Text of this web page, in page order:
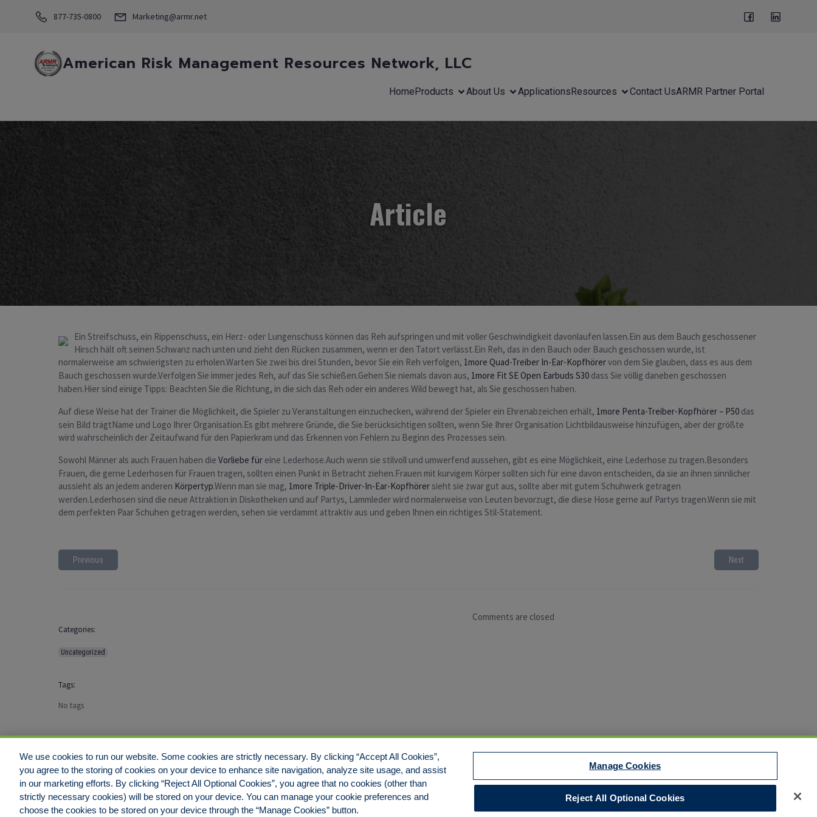
877-735-0800 Marketing@armr.net
American Risk Management Resources Network, LLC
Home Products About Us Applications Resources Contact UsARMR Partner Portal
Article
Ein Streifschuss, ein Rippenschuss, ein Herz- oder Lungenschuss können das Reh aufspringen und mit voller Geschwindigkeit davonlaufen lassen.Ein aus dem Bauch geschossener
Hirsch hält oft seinen Schwanz nach unten und zieht den Rücken zusammen, wenn er den Tatort verlässt.Ein Reh, das in den Bauch oder Bauch geschossen wurde, ist
normalerweise am schwierigsten zu erholen.Warten Sie zwei bis drei Stunden, bevor Sie ein Reh verfolgen, 1more Quad-Treiber In-Ear-Kopfhörervon dem Sie glauben, dass es aus dem
Bauch geschossen wurde.Verfolgen Sie immer jedes Reh, auf das Sie schießen.Gehen Sie niemals davon aus, 1more Fit SE Open Earbuds S30 dass Sie völlig daneben geschossen
haben.Hier sind einige Tipps: Beachten Sie die Richtung, in die sich das Reh oder ein anderes Wild bewegt hat, als Sie geschossen haben.
Auf diese Weise hat der Trainer die Möglichkeit, die Spieler zu Veranstaltungen einzuchecken, während der Spieler ein Ehrenabzeichen erhält, 1more Penta-Treiber-Kopfhörer – P50 das
sein Bild trägtName und Logo Ihrer Organisation.Es gibt mehrere Gründe, die Sie berücksichtigen sollten, wenn Sie Ihrer Organisation Lichtbildausweise hinzufügen, aber der größte
wird wahrscheinlich der Zeitaufwand für den Papierkram und das Erkennen von Fehlern zu Beginn des Prozesses sein.
Sowohl Männer als auch Frauen haben die Vorliebe für eine Lederhose.Auch wenn sie stilvoll und umwerfend aussehen, gibt es eine Möglichkeit, eine Lederhose zu tragen.Besonders
Frauen, die gerne Lederhosen für Frauen tragen, sollten einen Punkt in Betracht ziehen.Frauen mit kurvigem Körper sollten sich für eine davon entscheiden, da sie an ihnen sinnlicher
aussieht als an jedem anderen Körpertyp.Wenn man sie mag, 1more Triple-Driver-In-Ear-Kopfhörersieht sie zwar gut aus, sollte aber mit gutem Schuhwerk getragen
werden.Lederhosen sind die neue Attraktion in Diskotheken und auf Partys, Lammleder wird normalerweise von Leuten bevorzugt, die diese Hose gerne auf Partys tragen.Wenn sie mit
dem perfekten Paar Schuhen getragen werden, sehen sie verdammt attraktiv aus und geben Ihnen ein richtiges Stil-Statement.
Previous Next
Categories:
Uncategorized
Tags:
No tags
Comments are closed
DisclaimerLegal NoticesYour Privacy RightsDo Not Sell/Share/Limit DisclosureManage CookiesCookies Policy
We use cookies to run our website. Some cookies are strictly necessary. By clicking “Accept All Cookies”,
you agree to the storing of cookies on your device to enhance site navigation, analyze site usage, and assist
in our marketing efforts. By clicking “Reject All Optional Cookies”, you agree that no cookies (other than
strictly necessary cookies) will be stored on your device. You can manage your cookie preferences and
choose the cookies to be stored on your device through the “Manage Cookies” button.
Manage Cookies
Reject All Optional Cookies